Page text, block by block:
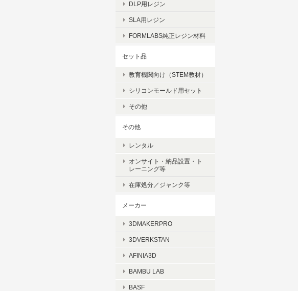
DLP用レジン
SLA用レジン
FORMLABS純正レジン材料
セット品
教育機関向け（STEM教材）
シリコンモールド用セット
その他
その他
レンタル
オンサイト・納品設置・ト
レーニング等
在庫処分／ジャンク等
メーカー
3DMAKERPRO
3DVERKSTAN
AFINIA3D
BAMBU LAB
BASF